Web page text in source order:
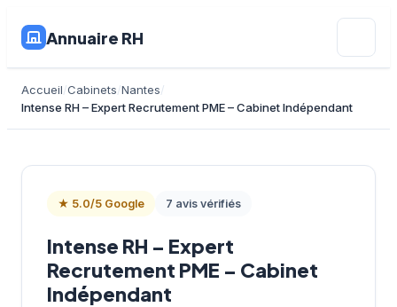
Annuaire RH
Accueil Cabinets Nantes
Intense RH – Expert Recrutement PME – Cabinet Indépendant
★ 5.0/5 Google 7 avis vérifiés
Intense RH – Expert
Recrutement PME – Cabinet
Indépendant